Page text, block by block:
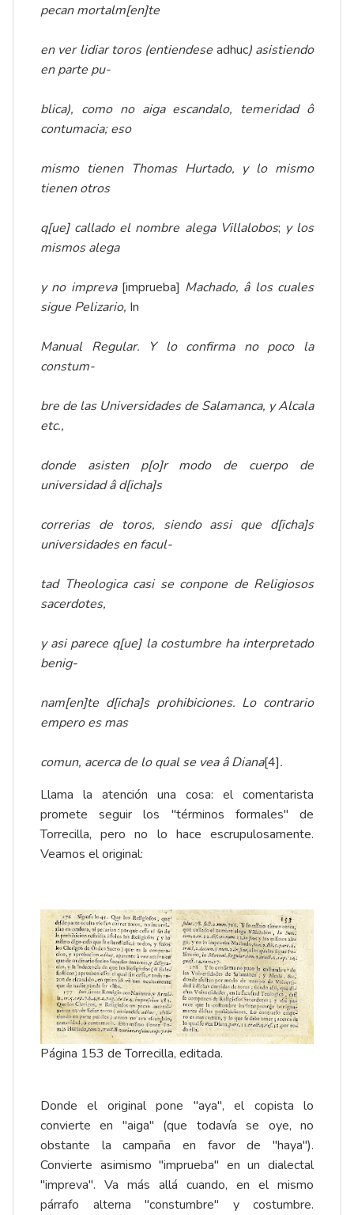
pecan mortalm[en]te
en ver lidiar toros (entiendese adhuc) asistiendo
en parte pu-
blica), como no aiga escandalo, temeridad ô
contumacia; eso
mismo tienen Thomas Hurtado, y lo mismo
tienen otros
q[ue] callado el nombre alega Villalobos; y los
mismos alega
y no impreva [imprueba] Machado, â los cuales
sigue Pelizario, In
Manual Regular. Y lo confirma no poco la
constum-
bre de las Universidades de Salamanca, y Alcala
etc.,
donde asisten p[o]r modo de cuerpo de
universidad â d[icha]s
correrias de toros, siendo assi que d[icha]s
universidades en facul-
tad Theologica casi se conpone de Religiosos
sacerdotes,
y asi parece q[ue] la costumbre ha interpretado
benig-
nam[en]te d[icha]s prohibiciones. Lo contrario
empero es mas
comun, acerca de lo qual se vea â Diana[4].
Llama la atención una cosa: el comentarista
promete seguir los "términos formales" de
Torrecilla, pero no lo hace escrupulosamente.
Veamos el original:
Página 153 de Torrecilla, editada.
Donde el original pone "aya", el copista lo
convierte en "aiga" (que todavía se oye, no
obstante la campaña en favor de "haya").
Convierte asimismo "imprueba" en un dialectal
"impreva". Va más allá cuando, en el mismo
párrafo alterna "constumbre" y costumbre.